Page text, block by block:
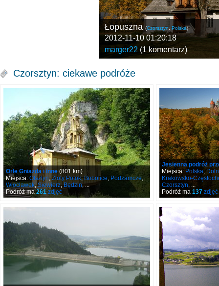
Łopuszna (Czorsztyn Polska)
2012-11-10 01:20:18
marger22 (1 komentarz)
Czorsztyn: ciekawe podróże
Orle Gniazda i inne (801 km)
Miejsca: Olsztyn, Złoty Potok,Bobolice, Podzamcze,
Włocławek,Siewierz,Będzin, ...
Podróż ma261zdjęć
Jesienna podróż
Miejsca:Polska,
Krakowsko-
Czorsztyn, ...
Podróż ma 137 zdjęć